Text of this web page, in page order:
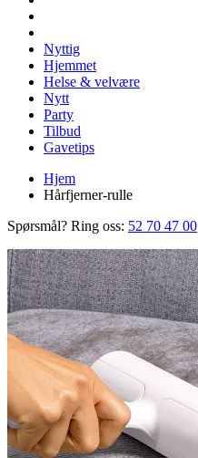
Nyttig
Hjemmet
Helse & velvære
Nytt
Party
Tilbud
Gavetips
Hjem
Hårfjerner-rulle
Spørsmål? Ring oss: 52 70 47 00